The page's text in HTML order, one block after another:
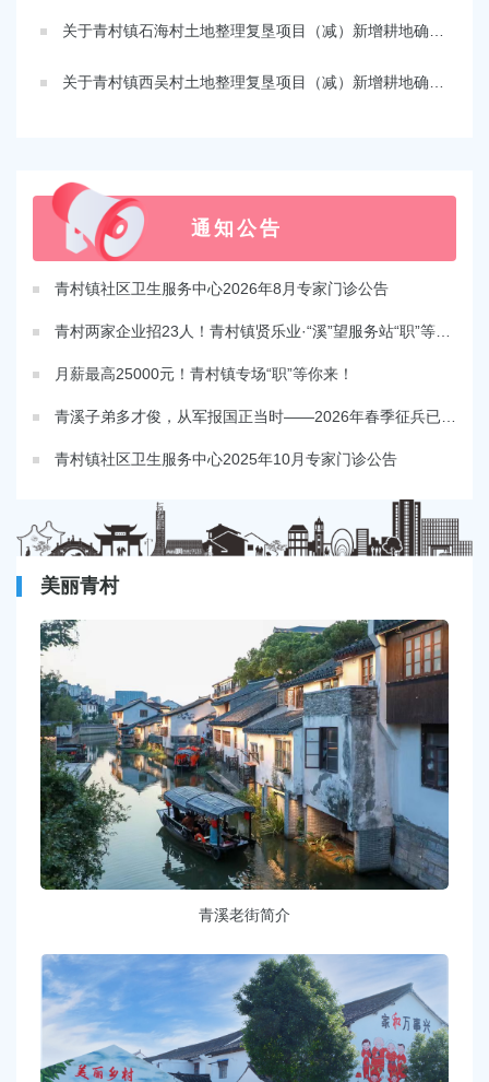
关于青村镇石海村土地整理复垦项目（减）新增耕地确认的请示
关于青村镇西吴村土地整理复垦项目（减）新增耕地确认的请示
通知公告
青村镇社区卫生服务中心2026年8月专家门诊公告
青村两家企业招23人！青村镇贤乐业·“溪”望服务站“职”等你来！
月薪最高25000元！青村镇专场“职”等你来！
青溪子弟多才俊，从军报国正当时——2026年春季征兵已开启
青村镇社区卫生服务中心2025年10月专家门诊公告
美丽青村
青溪老街简介